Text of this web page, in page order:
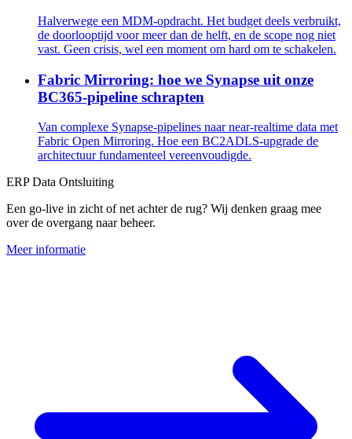
Halverwege een MDM-opdracht. Het budget deels verbruikt,
de doorlooptijd voor meer dan de helft, en de scope nog niet
vast. Geen crisis, wel een moment om hard om te schakelen.
Fabric Mirroring: hoe we Synapse uit onze
BC365-pipeline schrapten
Van complexe Synapse-pipelines naar near-realtime data met
Fabric Open Mirroring. Hoe een BC2ADLS-upgrade de
architectuur fundamenteel vereenvoudigde.
ERP Data Ontsluiting
Een go-live in zicht of net achter de rug? Wij denken graag mee
over de overgang naar beheer.
Meer informatie